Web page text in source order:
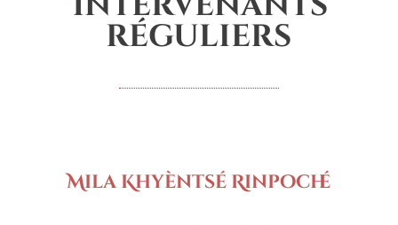
réguliers
Mila Khyèntsé Rinpoché